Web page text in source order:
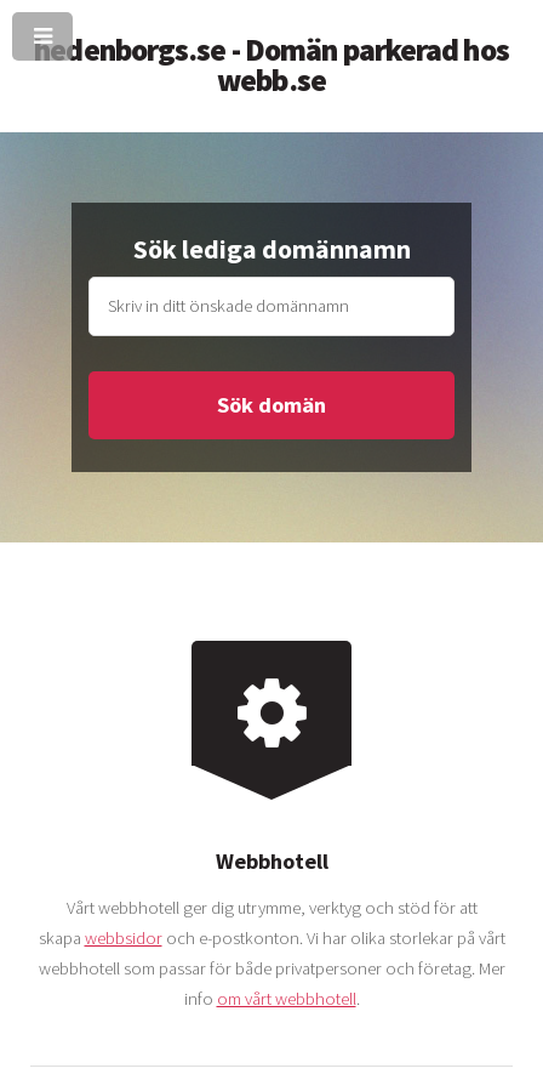
hedenborgs.se - Domän parkerad hos
webb.se
Sök lediga domännamn
Webbhotell
Vårt webbhotell ger dig utrymme, verktyg och stöd för att
skapa webbsidoroch e-postkonton. Vi har olika storlekar på vårt
webbhotell som passar för både privatpersoner och företag. Mer
info om vårt webbhotell.